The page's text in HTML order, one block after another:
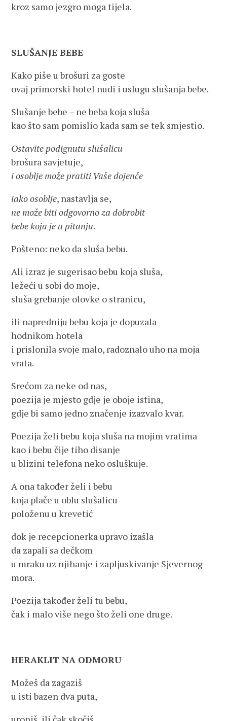
kroz samo jezgro moga tijela.
SLUŠANJE BEBE
Kako piše u brošuri za goste
ovaj primorski hotel nudi i uslugu slušanja bebe.
Slušanje bebe ‒ ne beba koja sluša
kao što sam pomislio kada sam se tek smjestio.
Ostavite podignutu slušalicu
brošura savjetuje,
i osoblje može pratiti Vaše dojenče
iako osoblje, nastavlja se,
ne može biti odgovorno za dobrobit
bebe koja je u pitanju.
Pošteno: neko da sluša bebu.
Ali izraz je sugerisao bebu koja sluša,
ležeći u sobi do moje,
sluša grebanje olovke o stranicu,
ili napredniju bebu koja je dopuzala
hodnikom hotela
i prislonila svoje malo, radoznalo uho na moja
vrata.
Srećom za neke od nas,
poezija je mjesto gdje je oboje istina,
gdje bi samo jedno značenje izazvalo kvar.
Poezija želi bebu koja sluša na mojim vratima
kao i bebu čije tiho disanje
u blizini telefona neko osluškuje.
A ona također želi i bebu
koja plače u oblu slušalicu
položenu u krevetić
dok je recepcionerka upravo izašla
da zapali sa dečkom
u mraku uz njihanje i zapljuskivanje Sjevernog
mora.
Poezija također želi tu bebu,
čak i malo više nego što želi one druge.
HERAKLIT NA ODMORU
Možeš da zagaziš
u isti bazen dva puta,